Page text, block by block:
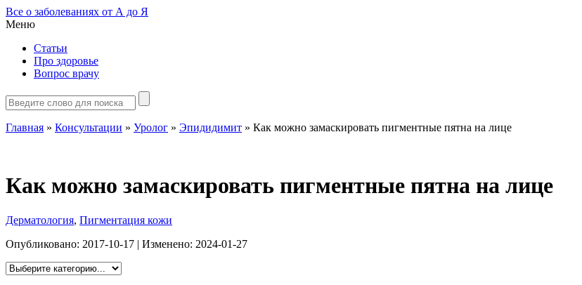
Все о заболеваниях от А до Я
Меню
Статьи
Про здоровье
Вопрос врачу
Главная » Консультации » Уролог » Эпидидимит » Как можно замаскировать пигментные пятна на лице
Как можно замаскировать пигментные пятна на лице
Дерматология, Пигментация кожи
Опубликовано: 2017-10-17 | Изменено: 2024-01-27